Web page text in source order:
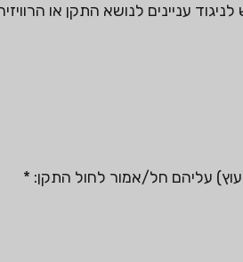
עניינים לנושא התקן או
עליהם חל/אמור לחול התקן:
*